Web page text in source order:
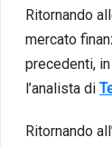
Ritornando
mercato
precedenti,
l’analista di
Ritornando